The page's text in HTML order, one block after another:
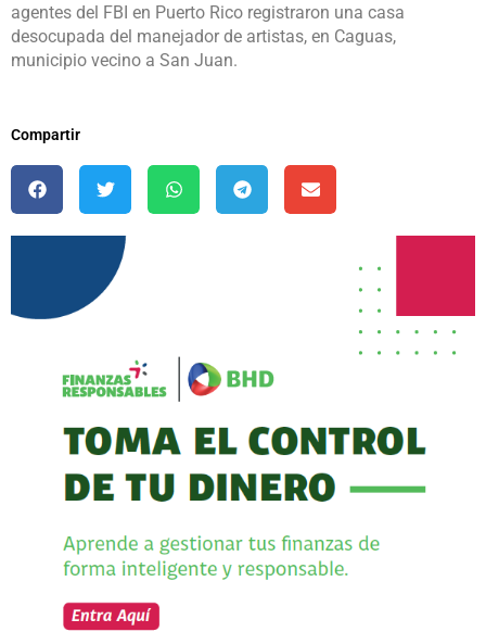
agentes del FBI en Puerto Rico registraron una casa
desocupada del manejador de artistas, en Caguas,
municipio vecino a San Juan.
Compartir